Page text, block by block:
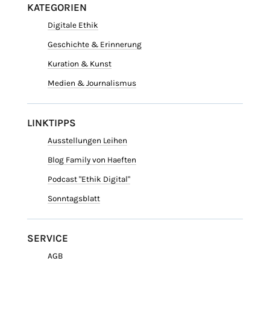
KATEGORIEN
Digitale Ethik
Geschichte & Erinnerung
Kuration & Kunst
Medien & Journalismus
LINKTIPPS
Ausstellungen Leihen
Blog Family von Haeften
Podcast "Ethik Digital"
Sonntagsblatt
SERVICE
AGB